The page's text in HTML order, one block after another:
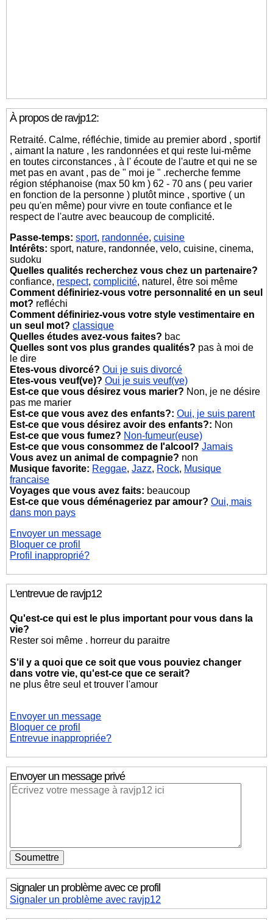
À propos de ravjp12:
Retraité. Calme, réfléchie, timide au premier abord , sportif
, aimant la nature , les randonnées et qui reste lui-même
en toutes circonstances , à l' écoute de l'autre et qui ne se
met pas en avant , pas de " moi je " .recherche femme
région stéphanoise (max 50 km ) 62 - 70 ans ( peu varier
en fonction de la personne ) plutôt mince , sportive ( un
peu qu'en même) pour vivre en toute confiance et le
respect de l'autre avec beaucoup de complicité.
Passe-temps: sport, randonnée,cuisine
Intérêts: sport, nature, randonnée, velo, cuisine, cinema,
sudoku
Quelles qualités recherchez vous chez un partenaire?
confiance, respect,complicité, naturel, être soi même
Comment définiriez-vous votre personnalité en un seul
mot? refléchi
Comment définiriez-vous votre style vestimentaire en
un seul mot? classique
Quelles études avez-vous faites? bac
Quelles sont vos plus grandes qualités? pas à moi de
le dire
Etes-vous divorcé? Oui je suis divorcé
Etes-vous veuf(ve)? Oui je suis veuf(ve)
Est-ce que vous désirez vous marier? Non, je ne désire
pas me marier
Est-ce que vous avez des enfants?: Oui, je suis parent
Est-ce que vous désirez avoir des enfants?: Non
Est-ce que vous fumez? Non-fumeur(euse)
Est-ce que vous consommez de l'alcool? Jamais
Vous avez un animal de compagnie? non
Musique favorite: Reggae,Jazz, Rock, Musique
francaise
Voyages que vous avez faits: beaucoup
Est-ce que vous déménageriez par amour? Oui, mais
dans mon pays
Envoyer un message
Bloquer ce profil
Profil inapproprié?
L'entrevue de ravjp12
Qu'est-ce qui est le plus important pour vous dans la
vie?
Rester soi même . horreur du paraitre
S'il y a quoi que ce soit que vous pouviez changer
dans votre vie, qu'est-ce que ce serait?
ne plus être seul et trouver l'amour
Envoyer un message
Bloquer ce profil
Entrevue inappropriée?
Envoyer un message privé
Signaler un problème avec ce profil
Signaler un problème avec ravjp12